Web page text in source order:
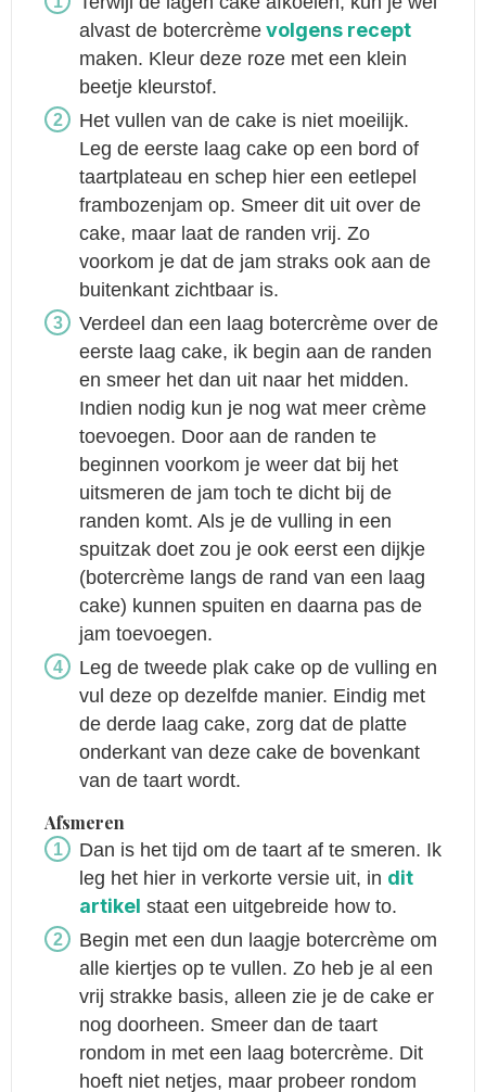
alvast de botercrème volgens recept
maken. Kleur deze roze met een klein
beetje kleurstof.
Het vullen van de cake is niet moeilijk.
Leg de eerste laag cake op een bord of
taartplateau en schep hier een eetlepel
frambozenjam op. Smeer dit uit over de
cake, maar laat de randen vrij. Zo
voorkom je dat de jam straks ook aan de
buitenkant zichtbaar is.
Verdeel dan een laag botercrème over de
eerste laag cake, ik begin aan de randen
en smeer het dan uit naar het midden.
Indien nodig kun je nog wat meer crème
toevoegen. Door aan de randen te
beginnen voorkom je weer dat bij het
uitsmeren de jam toch te dicht bij de
randen komt. Als je de vulling in een
spuitzak doet zou je ook eerst een dijkje
(botercrème langs de rand van een laag
cake) kunnen spuiten en daarna pas de
jam toevoegen.
Leg de tweede plak cake op de vulling en
vul deze op dezelfde manier. Eindig met
de derde laag cake, zorg dat de platte
onderkant van deze cake de bovenkant
van de taart wordt.
Afsmeren
Dan is het tijd om de taart af te smeren. Ik
leg het hier in verkorte versie uit, in dit
artikel staat een uitgebreide how to.
Begin met een dun laagje botercrème om
alle kiertjes op te vullen. Zo heb je al een
vrij strakke basis, alleen zie je de cake er
nog doorheen. Smeer dan de taart
rondom in met een laag botercrème. Dit
hoeft niet netjes, maar probeer rondom